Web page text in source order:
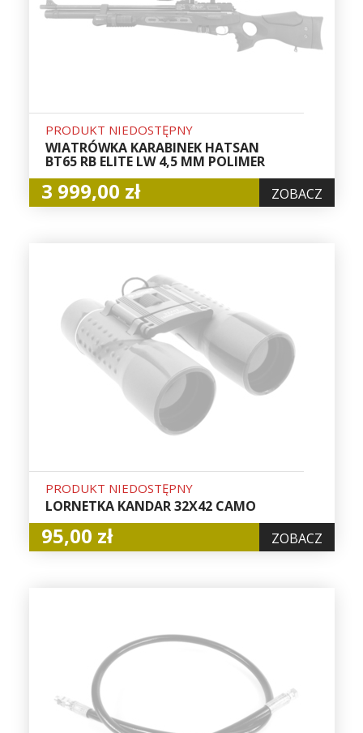
PRODUKT NIEDOSTĘPNY
WIATRÓWKA KARABINEK HATSAN
BT65 RB ELITE LW 4,5 MM POLIMER
3 999,00 zł ZOBACZ
PRODUKT NIEDOSTĘPNY
LORNETKA KANDAR 32X42 CAMO
95,00 zł ZOBACZ